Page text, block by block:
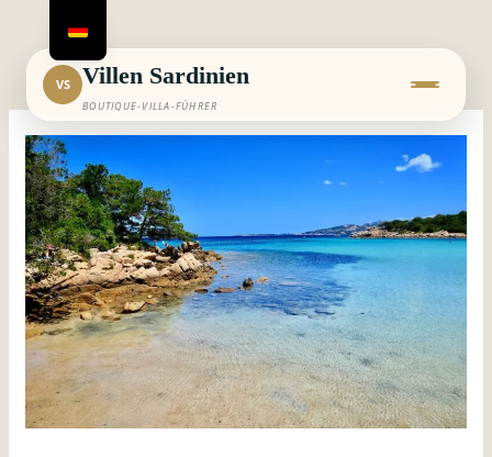
springen
VS Villen Sardinien
BOUTIQUE-VILLA-FÜHRER